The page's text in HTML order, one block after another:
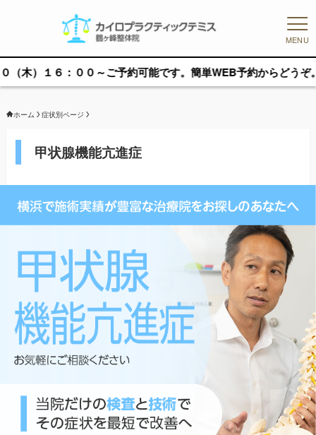
MENU
～ご予約可能です。簡単WEB予約からどうぞ。
ホーム 症状別ページ
甲状腺機能亢進症